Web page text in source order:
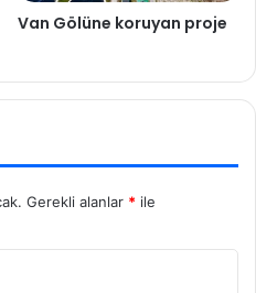
Van Gölüne koruyan proje
Gerekli alanlar * ile